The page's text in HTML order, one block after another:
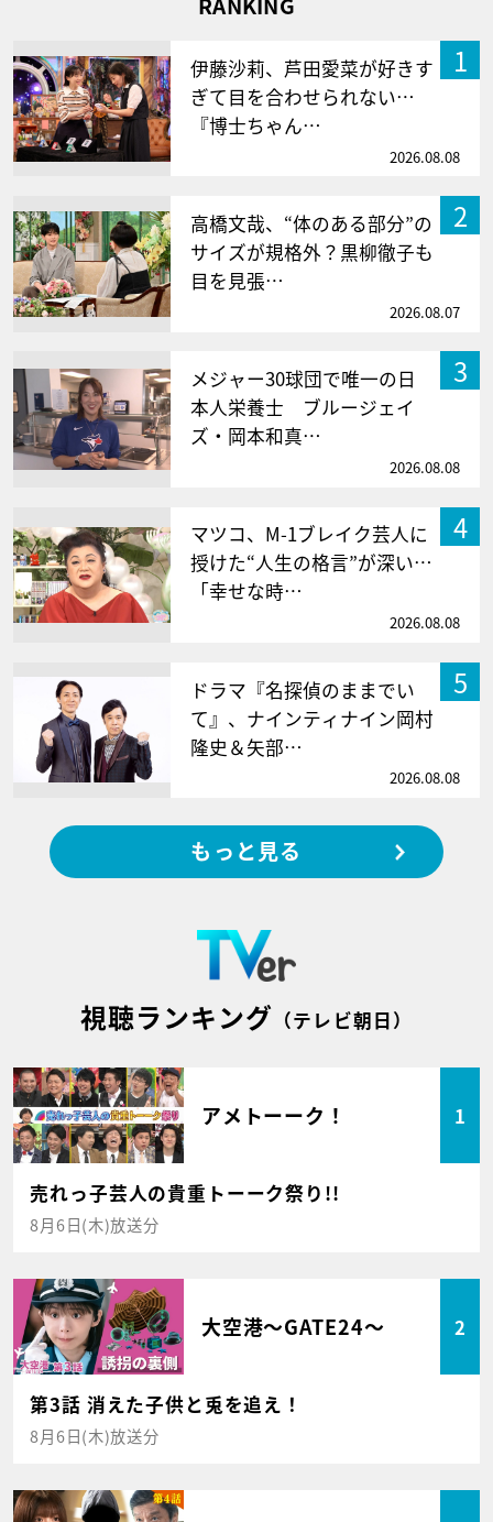
1
伊藤沙莉、芦田愛菜が好きす
ぎて目を合わせられない…
『博士ちゃん…
2026.08.08
2
高橋文哉、“体のある部分”の
サイズが規格外？黒柳徹子も
目を見張…
2026.08.07
3
メジャー30球団で唯一の日
本人栄養士 ブルージェイ
ズ・岡本和真…
2026.08.08
4
マツコ、M-1ブレイク芸人に
授けた“人生の格言”が深い…
「幸せな時…
2026.08.08
5
ドラマ『名探偵のままでい
て』、ナインティナイン岡村
隆史＆矢部…
2026.08.08
もっと見る
視聴ランキング （テレビ朝日）
アメトーーク！ 1
売れっ子芸人の貴重トーーク祭り!!
8月6日(木)放送分
大空港～GATE24～ 2
第3話 消えた子供と兎を追え！
8月6日(木)放送分